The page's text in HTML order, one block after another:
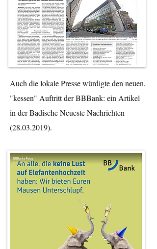
Auch die lokale Presse würdigte den neuen,
"kessen" Auftritt der BBBank: ein Artikel
in der Badische Neueste Nachrichten
(28.03.2019).